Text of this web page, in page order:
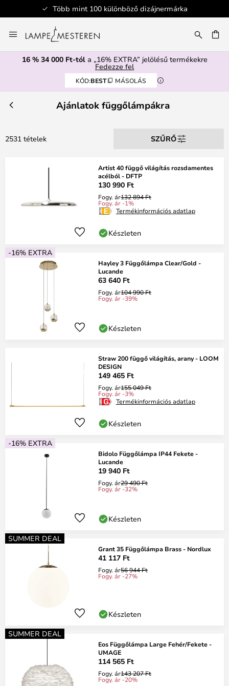
dizájnermárka
a
tartalomhoz
16 % 34 000 Ft-tóla „16% EXTRA” jelölésű termékekre
Fedezze fel
KÓD:BEST MÁSOLÁS
Ajánlatok függőlámpákra
2531 tételek SZŰRŐ
Artist 40 függő világítás rozsdamentes
acélból - DFTP
130 990 Ft
Fogy. ár132 894 Ft
Fogy. ár -1%
Termékinformációs adatlap
Készleten
-16% EXTRA
Hayley 3 Függőlámpa Clear/Gold -
Lucande
63 640 Ft
Fogy. ár104 990 Ft
Fogy. ár -39%
Készleten
Straw 200 függő világítás, arany - LOOM
DESIGN
149 465 Ft
Fogy. ár155 049 Ft
Fogy. ár -3%
Termékinformációs adatlap
Készleten
-16% EXTRA
Bidolo Függőlámpa IP44 Fekete -
Lucande
19 940 Ft
Fogy. ár29 490 Ft
Fogy. ár -32%
Készleten
SUMMER DEAL
Grant 35 Függőlámpa Brass - Nordlux
41 117 Ft
Fogy. ár56 944 Ft
Fogy. ár -27%
Készleten
SUMMER DEAL
Eos Függőlámpa Large Fehér/Fekete -
UMAGE
114 565 Ft
Fogy. ár143 207 Ft
Fogy. ár -20%